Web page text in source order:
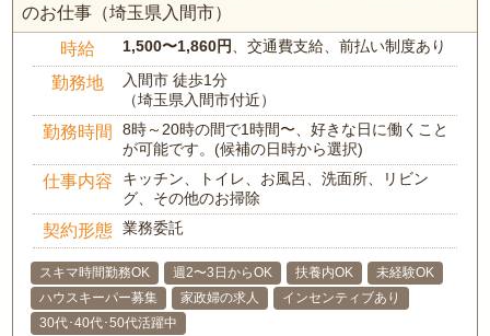
のお仕事（埼玉県入間市）
時給 1,500〜1,860円 、交通費支給、前払い制度あり
勤務地
入間市 徒歩1分
（埼玉県入間市付近）
勤務時間
8時～20時の間で1時間〜、好きな日に働くこと
が可能です。(候補の日時から選択)
仕事内容
キッチン、トイレ、お風呂、洗面所、リビン
グ、その他のお掃除
契約形態 業務委託
スキマ時間勤務OK 週2〜3日からOK 扶養内OK
未経験OK
ハウスキーパー募集
家政婦の求人
インセンティブあり
30代･40代･50代活躍中